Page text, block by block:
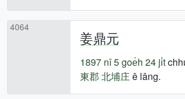
4064
姜鼎元
1897 nî5 goe̍h 24 ji̍t
東郡 北埔庄ê lâng.